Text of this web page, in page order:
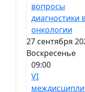
вопросы
диагностики
онкологии
27 сентября
Воскресенье
09:00
VI